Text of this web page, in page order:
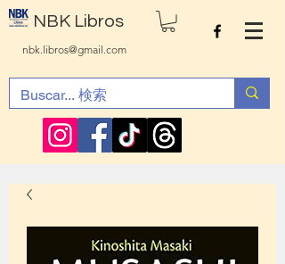
NBK Libros
nbk.libros@gmail.com